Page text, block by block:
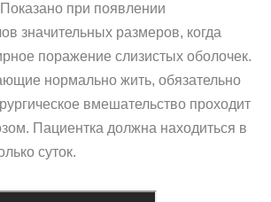
при появлении
значительных размеров, когда
поражение слизистых оболочек.
нормально жить, обязательно
вмешательство проходит
Пациентка должна находиться в
суток.